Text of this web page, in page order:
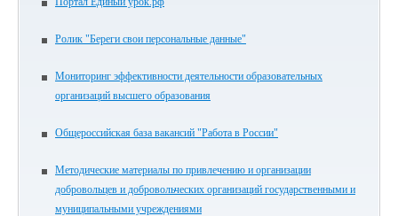
Ролик "Береги свои персональные данные"
Мониторинг эффективности деятельности образовательных
организаций высшего образования
Общероссийская база вакансий "Работа в России"
Методические материалы по привлечению и организации
добровольцев и добровольческих организаций государственными и
муниципальными учреждениями